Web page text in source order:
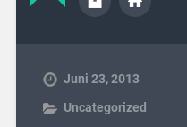
Juni 23, 2013
Uncategorized